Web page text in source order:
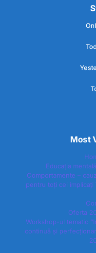
Most
Educația
Comportamente –
pentru toți cei
Oferta
Workshop-ul tematic
continuă și